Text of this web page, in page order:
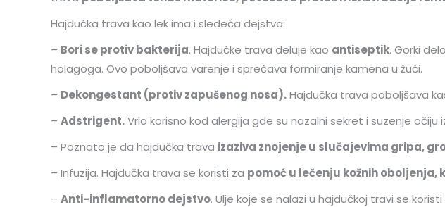
Hajdučka trava kao lek ima i sledeća dejstva:
– Bori se protiv bakterija. Hajdučke trava deluje kao antiseptik. Gorki
holagoga. Ovo poboljšava varenje i sprečava formiranje kamena u žuči.
– Dekongestant (protiv zapušenog nosa).Hajdučka trava poboljšava
– Adstrigent.Vrlo korisno kod alergija gde su nazalni sekret i suzenje
– Poznato je da hajdučka trava izaziva znojenje u slučajevima gripa,
– Infuzija. Hajdučka trava se koristi za pomoć u lečenju kožnih oboljenja,
– Anti-inflamatorno dejstvo. Ulje koje se nalazi u hajdučkoj travi se koristi